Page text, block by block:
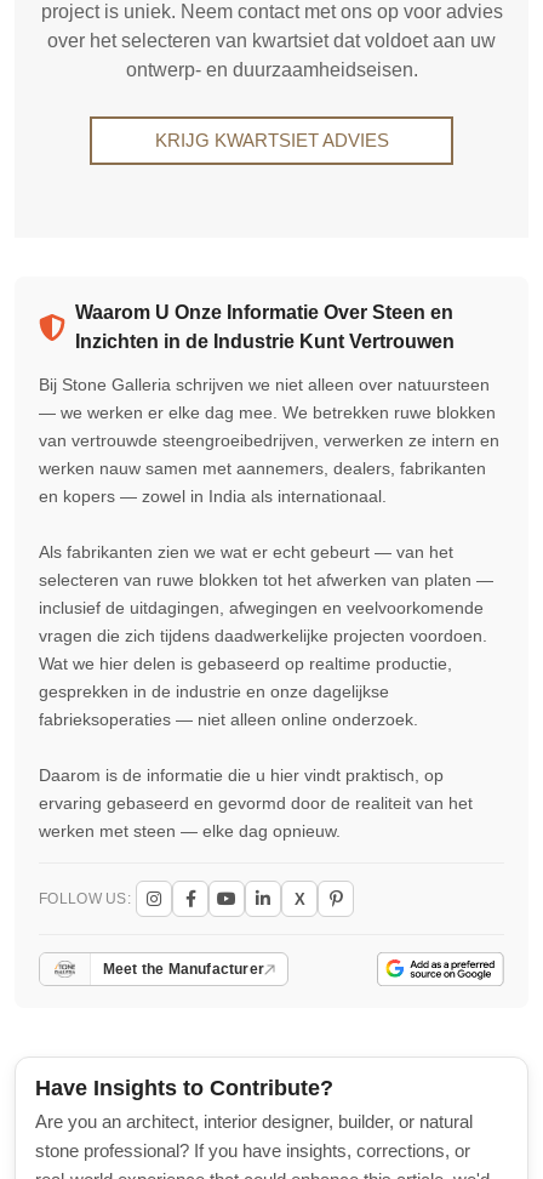
project is uniek. Neem contact met ons op voor advies
over het selecteren van kwartsiet dat voldoet aan uw
ontwerp- en duurzaamheidseisen.
KRIJG KWARTSIET ADVIES
Waarom U Onze Informatie Over Steen en
Inzichten in de Industrie Kunt Vertrouwen
Bij Stone Galleria schrijven we niet alleen over natuursteen
— we werken er elke dag mee. We betrekken ruwe blokken
van vertrouwde steengroeibedrijven, verwerken ze intern en
werken nauw samen met aannemers, dealers, fabrikanten
en kopers — zowel in India als internationaal.
Als fabrikanten zien we wat er echt gebeurt — van het
selecteren van ruwe blokken tot het afwerken van platen —
inclusief de uitdagingen, afwegingen en veelvoorkomende
vragen die zich tijdens daadwerkelijke projecten voordoen.
Wat we hier delen is gebaseerd op realtime productie,
gesprekken in de industrie en onze dagelijkse
fabrieksoperaties — niet alleen online onderzoek.
Daarom is de informatie die u hier vindt praktisch, op
ervaring gebaseerd en gevormd door de realiteit van het
werken met steen — elke dag opnieuw.
FOLLOW US: X
Meet the Manufacturer
Have Insights to Contribute?
Are you an architect, interior designer, builder, or natural
stone professional? If you have insights, corrections, or